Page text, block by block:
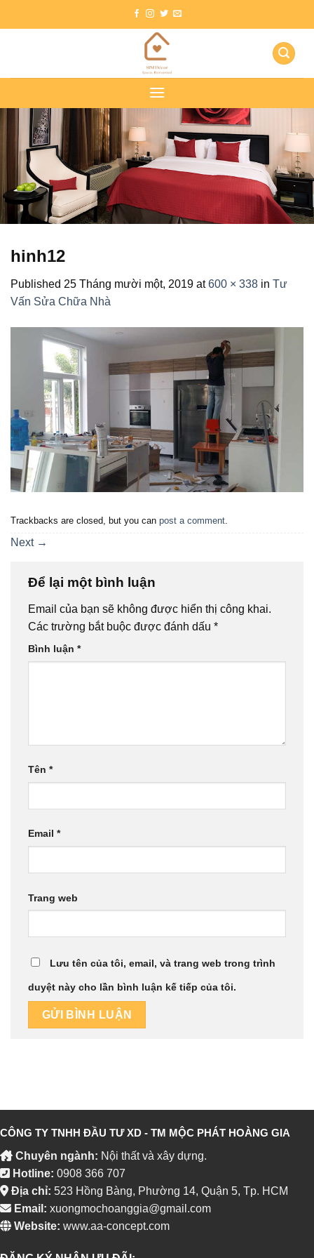
hinh12
Published 25 Tháng mười một, 2019 at600 × 338 in Tư
Vấn Sửa Chữa Nhà
Trackbacks are closed, but you can post a comment
Next →
Để lại một bình luận
Email của bạn sẽ không được hiển thị công khai.
Các trường bắt buộc được đánh dấu *
Bình luận *
Tên *
Email *
Trang web
Lưu tên của tôi, email, và trang web trong trình
duyệt này cho lần bình luận kế tiếp của tôi.
CÔNG TY TNHH ĐẦU TƯ XD - TM MỘC PHÁT HOÀNG GIA
Chuyên ngành: Nội thất và xây dựng.
Hotline: 0908 366 707
Địa chỉ: 523 Hồng Bàng, Phường 14, Quận 5, Tp. HCM
Email: xuongmochoanggia@gmail.com
Website: www.aa-concept.com